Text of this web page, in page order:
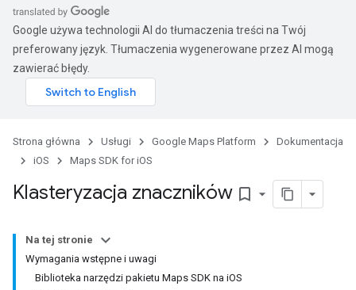
Google używa technologii AI do tłumaczenia treści na Twój
preferowany język. Tłumaczenia wygenerowane przez AI mogą
zawierać błędy.
Strona główna Usługi Google Maps Platform
Dokumentacja
iOS
Maps SDK for iOS
Klasteryzacja znaczników bookmark_border
Na tej stronie
Wymagania wstępne i uwagi
Biblioteka narzędzi pakietu Maps SDK na iOS